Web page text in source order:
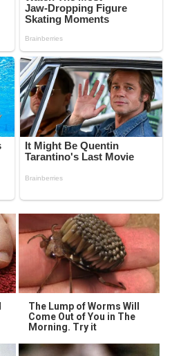
The Lump of Worms Will
Come Out of You in The
Morning. Try it